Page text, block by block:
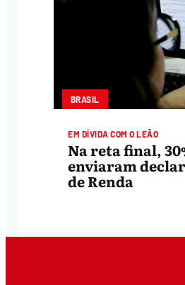
BRASIL
EM DÍVIDA COM O LEÃO
Na reta final,
enviaram
de Renda